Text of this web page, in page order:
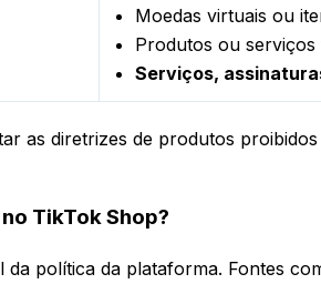
Moedas virtuais ou
Produtos ou
Serviços,
as diretrizes de produtos
TikTok Shop?
política da plataforma. Fontes